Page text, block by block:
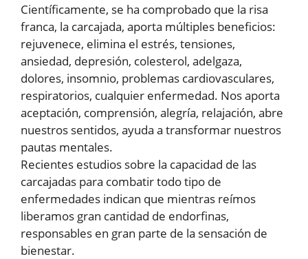
Científicamente, se ha comprobado que la risa
franca, la carcajada, aporta múltiples beneficios:
rejuvenece, elimina el estrés, tensiones,
ansiedad, depresión, colesterol, adelgaza,
dolores, insomnio, problemas cardiovasculares,
respiratorios, cualquier enfermedad. Nos aporta
aceptación, comprensión, alegría, relajación, abre
nuestros sentidos, ayuda a transformar nuestros
pautas mentales.
Recientes estudios sobre la capacidad de las
carcajadas para combatir todo tipo de
enfermedades indican que mientras reímos
liberamos gran cantidad de endorfinas,
responsables en gran parte de la sensación de
bienestar.